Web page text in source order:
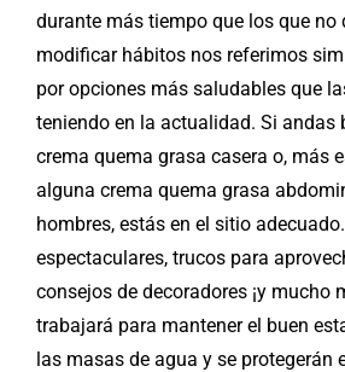
durante más tiempo que los que no
modificar hábitos nos referimos
por opciones más saludables que
teniendo en la actualidad. Si andas
crema quema grasa casera o, más
alguna crema quema grasa
hombres, estás en el sitio
espectaculares, trucos para
consejos de decoradores ¡y mucho
trabajará para mantener el buen
las masas de agua y se protegerán